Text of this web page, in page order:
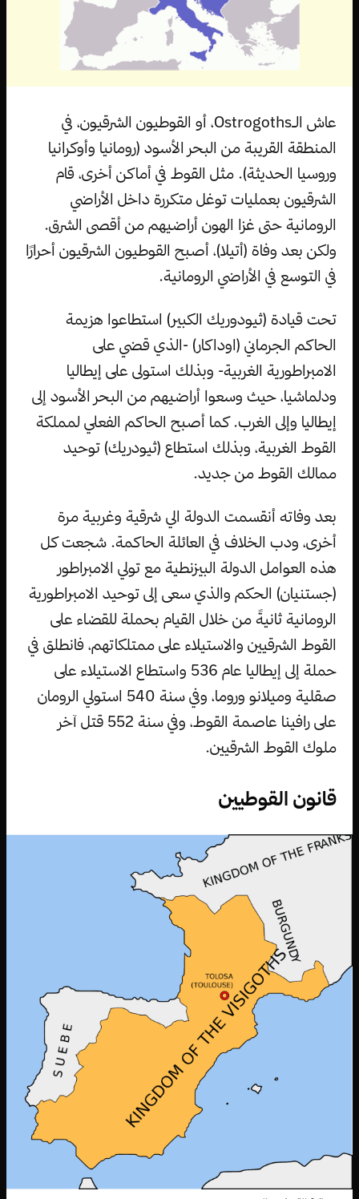
عاش الـOstrogoths، أو القوطيون الشرقيون، في
المنطقة القريبة من البحر الأسود (رومانيا وأوكرانيا
وروسيا الحديثة). مثل القوط في أماكن أخرى، قام
الشرقيون بعمليات توغل متكررة داخل الأراضي
الرومانية حتى غزا الهون أراضيهم من أقصى الشرق.
ولكن بعد وفاة (أتيلا)، أصبح القوطيون الشرقيون أحرارًا
في التوسع في الأراضي الرومانية.
تحت قيادة (ثيودوريك الكبير) استطاعوا هزيمة
الحاكم الجرماني (اوداكار) -الذي قضي على
الامبراطورية الغربية- وبذلك استولى على إيطاليا
ودلماشيا، حيث وسعوا أراضيهم من البحر الأسود إلى
إيطاليا وإلى الغرب. كما أصبح الحاكم الفعلي لمملكة
القوط الغربية، وبذلك استطاع (ثيودريك) توحيد
ممالك القوط من جديد.
بعد وفاته أنقسمت الدولة الي شرقية وغربية مرة
أخرى، ودب الخلاف في العائلة الحاكمة. شجعت كل
هذه العوامل الدولة البيزنطية مع تولي الامبراطور
(جستنيان) الحكم والذي سعى إلى توحيد الامبراطورية
الرومانية ثانيةً من خلال القيام بحملة للقضاء على
القوط الشرقيين والاستيلاء على ممتلكاتهم، فانطلق في
حملة إلى إيطاليا عام 536 واستطاع الاستيلاء على
صقلية وميلانو وروما، وفي سنة 540 استولي الرومان
على رافينا عاصمة القوط، وفي سنة 552 قتل آخر
ملوك القوط الشرقيين.
قانون القوطيين